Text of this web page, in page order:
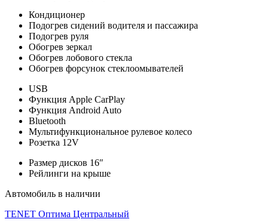
Кондиционер
Подогрев сидений водителя и пассажира
Подогрев руля
Обогрев зеркал
Обогрев лобового стекла
Обогрев форсунок стеклоомывателей
USB
Функция Apple CarPlay
Функция Android Auto
Bluetooth
Мультифункциональное рулевое колесо
Розетка 12V
Размер дисков 16″
Рейлинги на крыше
Автомобиль в наличии
TENET Оптима Центральный